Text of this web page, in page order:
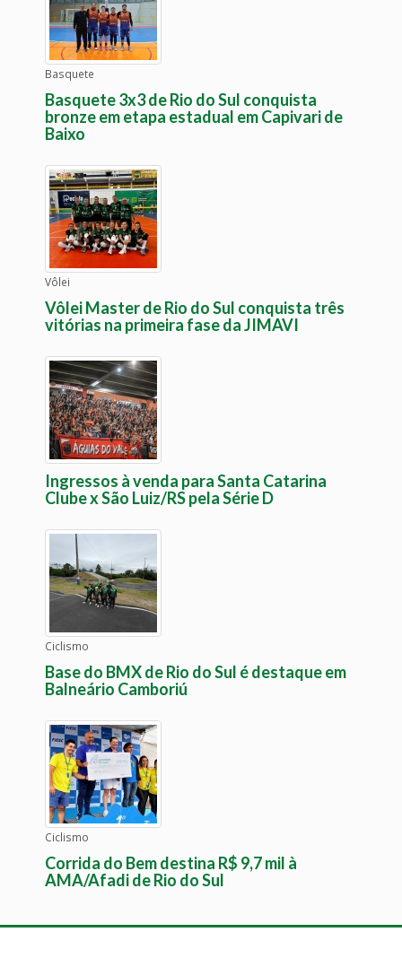
Basquete
Basquete 3x3 de Rio do Sul conquista
bronze em etapa estadual em Capivari de
Baixo
Vôlei
Vôlei Master de Rio do Sul conquista três
vitórias na primeira fase da JIMAVI
Ingressos à venda para Santa Catarina
Clube x São Luiz/RS pela Série D
Ciclismo
Base do BMX de Rio do Sul é destaque em
Balneário Camboriú
Ciclismo
Corrida do Bem destina R$ 9,7 mil à
AMA/Afadi de Rio do Sul